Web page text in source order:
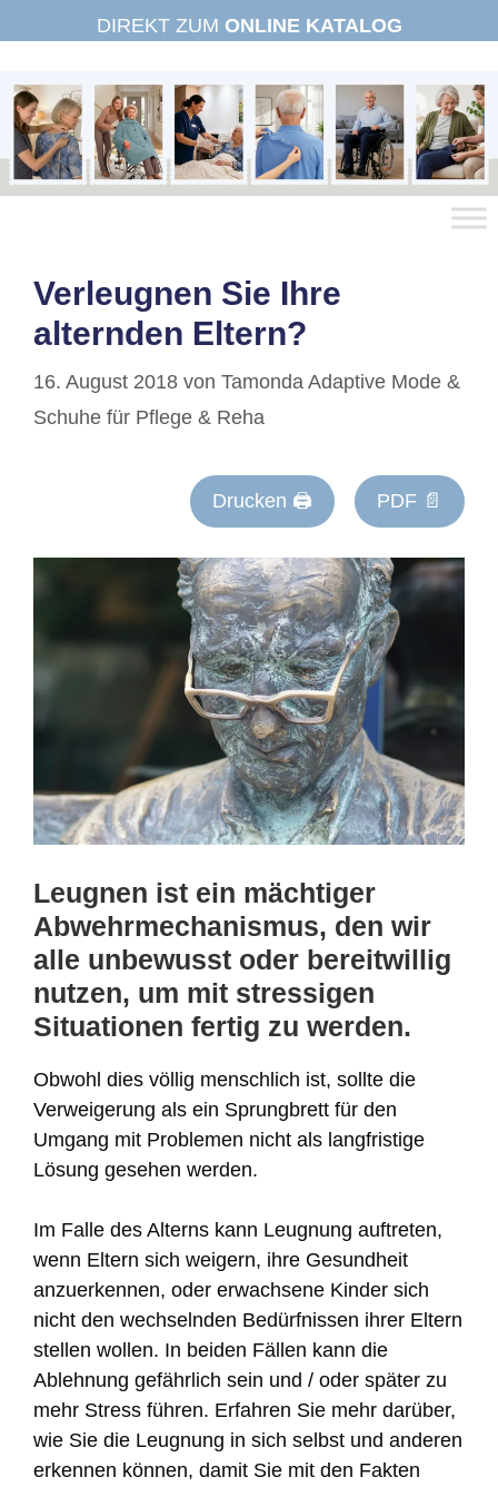
Inhalt
DIREKT ZUM ONLINE KATALOG
Verleugnen Sie Ihre
alternden Eltern?
16. August 2018 von Tamonda Adaptive Mode &
Schuhe für Pflege & Reha
Drucken 🖨 PDF 📄
Leugnen ist ein mächtiger
Abwehrmechanismus, den wir
alle unbewusst oder bereitwillig
nutzen, um mit stressigen
Situationen fertig zu werden.
Obwohl dies völlig menschlich ist, sollte die
Verweigerung als ein Sprungbrett für den
Umgang mit Problemen nicht als langfristige
Lösung gesehen werden.
Im Falle des Alterns kann Leugnung auftreten,
wenn Eltern sich weigern, ihre Gesundheit
anzuerkennen, oder erwachsene Kinder sich
nicht den wechselnden Bedürfnissen ihrer Eltern
stellen wollen. In beiden Fällen kann die
Ablehnung gefährlich sein und / oder später zu
mehr Stress führen. Erfahren Sie mehr darüber,
wie Sie die Leugnung in sich selbst und anderen
erkennen können, damit Sie mit den Fakten